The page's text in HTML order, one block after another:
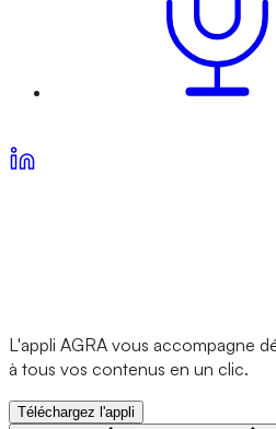
L'appli AGRA vous accompagne
à tous vos contenus en un clic.
Téléchargez l'appli